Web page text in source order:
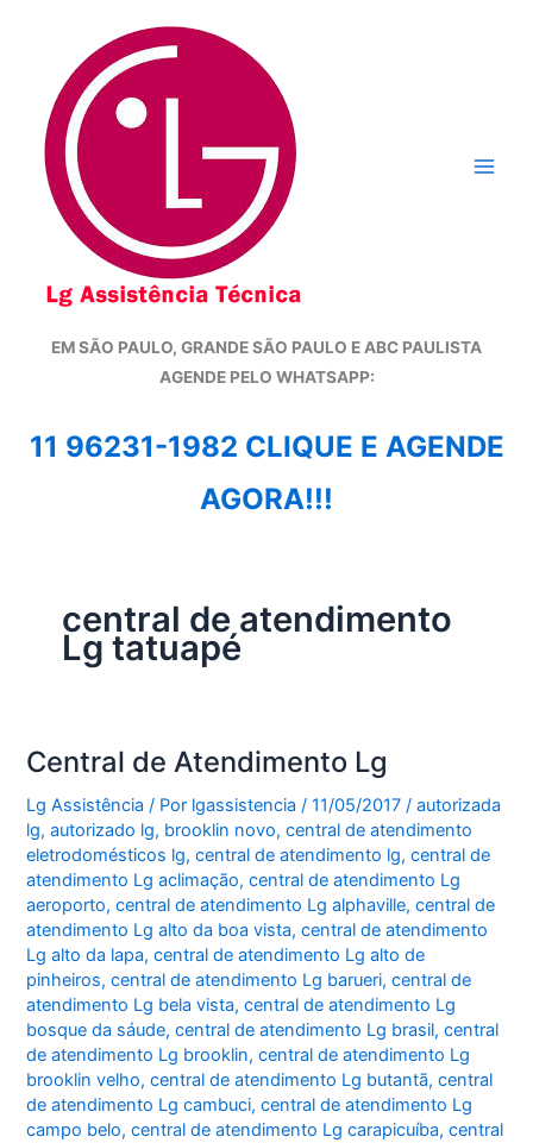
conteúdo
EM SÃO PAULO, GRANDE SÃO PAULO E ABC PAULISTA
AGENDE PELO WHATSAPP:
11 96231-1982 CLIQUE E AGENDE
AGORA!!!
central de atendimento
Lg tatuapé
Central de Atendimento Lg
Lg Assistência / Por lgassistencia/11/05/2017 /autorizada
lg,autorizado lg, brooklin novo,central de atendimento
eletrodomésticos lg,central de atendimento lg,central de
atendimento Lg aclimação,central de atendimento Lg
aeroporto,central de atendimento Lg alphaville,central de
atendimento Lg alto da boa vista,central de atendimento
Lg alto da lapa,central de atendimento Lg alto de
pinheiros,central de atendimento Lg barueri,central de
atendimento Lg bela vista,central de atendimento Lg
bosque da sáude,central de atendimento Lg brasil,central
de atendimento Lg brooklin,central de atendimento Lg
brooklin velho,central de atendimento Lg butantã,central
de atendimento Lg cambuci,central de atendimento Lg
campo belo,central de atendimento Lg carapicuíba,central